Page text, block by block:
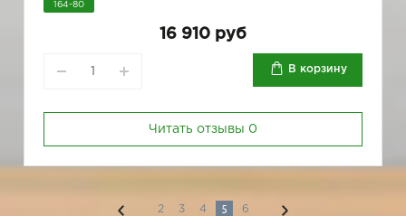
164-80
16 910 руб
В корзину
Читать отзывы 0
2 3 4 5 6